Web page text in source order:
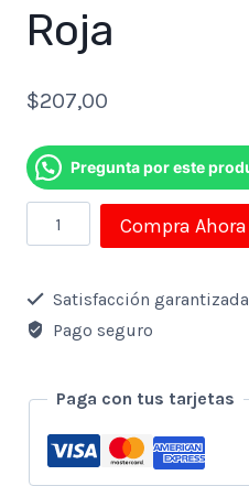
Roja
$207,00
Pregunta por este
Silla
Gamer
Ergonomica
Xfire
Reposacabeza
Almohada
Compra Ahora
Satisfacción garantizada
Pago seguro
Paga con tus tarjetas